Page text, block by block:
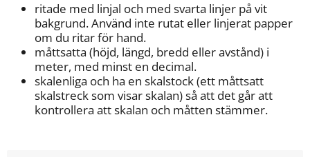
ritade med linjal och med svarta linjer på vit
bakgrund. Använd inte rutat eller linjerat papper
om du ritar för hand.
måttsatta (höjd, längd, bredd eller avstånd) i
meter, med minst en decimal.
skalenliga och ha en skalstock (ett måttsatt
skalstreck som visar skalan) så att det går att
kontrollera att skalan och måtten stämmer.